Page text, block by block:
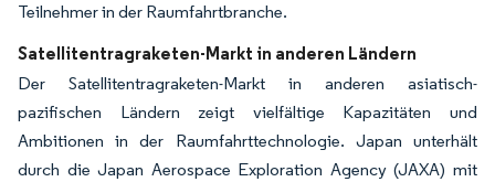
Teilnehmer in der Raumfahrtbranche.
Satellitentragraketen-Markt in anderen Ländern
Der Satellitentragraketen-Markt in anderen asiatisch-
pazifischen Ländern zeigt vielfältige Kapazitäten und
Ambitionen in der Raumfahrttechnologie. Japan unterhält
durch die Japan Aerospace Exploration Agency (JAXA) mit